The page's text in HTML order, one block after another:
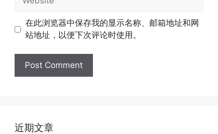
在此浏览器中保存我的显示名称、邮箱地址和网
站地址，以便下次评论时使用。
近期文章